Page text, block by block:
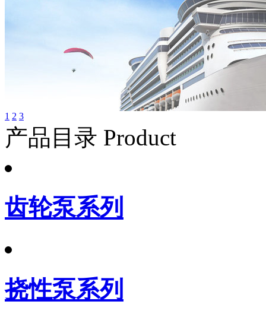
1 2 3
产品目录 Product
齿轮泵系列
挠性泵系列